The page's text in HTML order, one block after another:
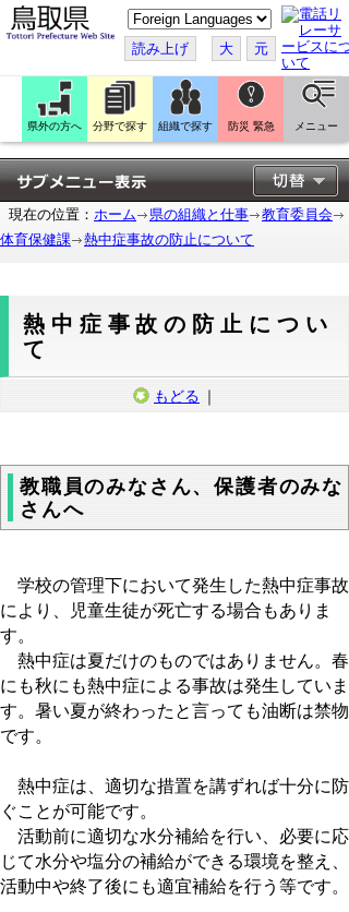
こ
の
ペ
ー
ジ
翻
訳
す
る
読み上げ 大 元
県外の方へ 分野で探す 組織で探す 防災 緊急 メニュー
現在の位置： ホーム 県の組織と仕事
教育委員会
体育保健課
熱中症事故の防止について
熱中症事故の防止につい
て
もどる ｜
教職員のみなさん、保護者のみな
さんへ
学校の管理下において発生した熱中症事故
により、児童生徒が死亡する場合もありま
す。
熱中症は夏だけのものではありません。春
にも秋にも熱中症による事故は発生していま
す。暑い夏が終わったと言っても油断は禁物
です。
熱中症は、適切な措置を講ずれば十分に防
ぐことが可能です。
活動前に適切な水分補給を行い、必要に応
じて水分や塩分の補給ができる環境を整え、
活動中や終了後にも適宜補給を行う等です。